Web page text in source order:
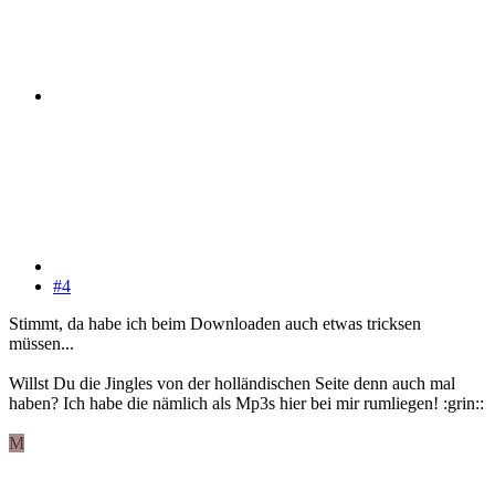
#4
Stimmt, da habe ich beim Downloaden auch etwas tricksen
müssen...
Willst Du die Jingles von der holländischen Seite denn auch mal
haben? Ich habe die nämlich als Mp3s hier bei mir rumliegen! :grin::
M